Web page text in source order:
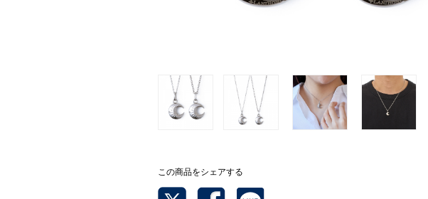
この商品をシェアする